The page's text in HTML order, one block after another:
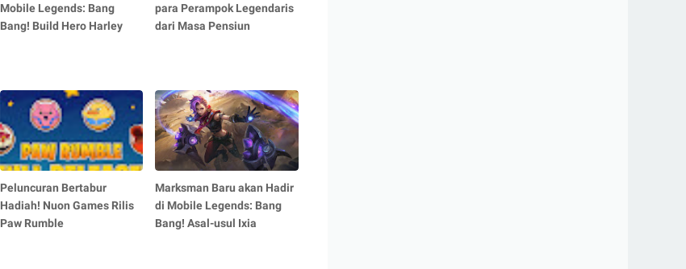
Mobile Legends: Bang
Bang! Build Hero Harley
para Perampok Legendaris
dari Masa Pensiun
Peluncuran Bertabur
Hadiah! Nuon Games Rilis
Paw Rumble
Marksman Baru akan Hadir
di Mobile Legends: Bang
Bang! Asal-usul Ixia